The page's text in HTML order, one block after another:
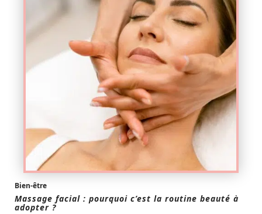
Bien-être
Massage facial : pourquoi c’est la routine beauté à
adopter ?